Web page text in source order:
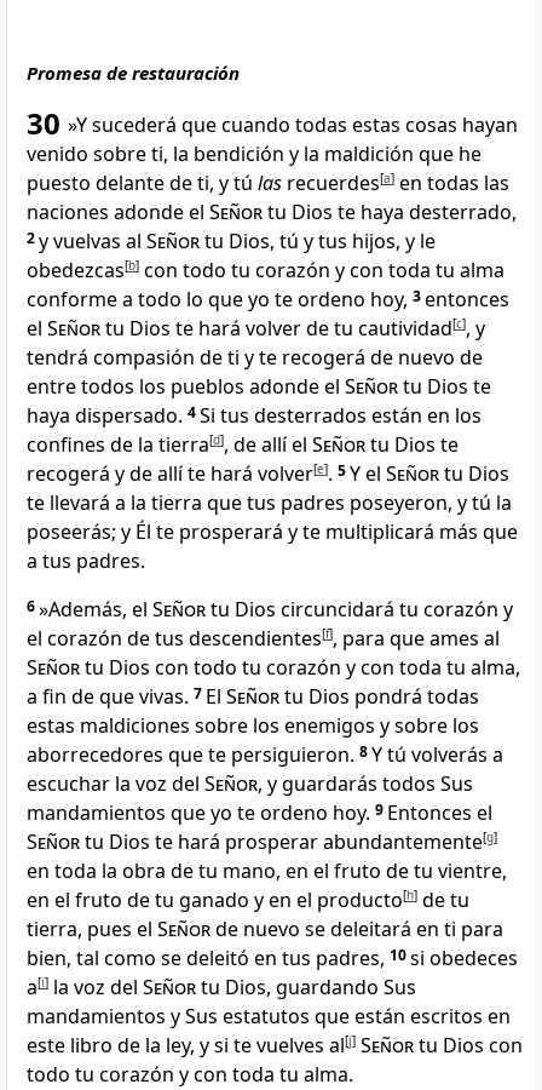
Promesa de restauración
30 »Y sucederá que cuando todas estas cosas hayan
venido sobre ti, la bendición y la maldición que he
puesto delante de ti, y tú las recuerdes[a] en todas las
naciones adonde el Señortu Dios te haya desterrado,
2y vuelvas al Señortu Dios, tú y tus hijos, y le
obedezcas[b] con todo tu corazón y con toda tu alma
conforme a todo lo que yo te ordeno hoy, 3entonces
el Señortu Dios te hará volver de tu cautividad[c], y
tendrá compasión de ti y te recogerá de nuevo de
entre todos los pueblos adonde el Señortu Dios te
haya dispersado. 4Si tus desterrados están en los
confines de la tierra[d], de allí el Señortu Dios te
recogerá y de allí te hará volver[e]. 5Y el Señortu Dios
te llevará a la tierra que tus padres poseyeron, y tú la
poseerás; y Él te prosperará y te multiplicará más que
a tus padres.
6»Además, el Señortu Dios circuncidará tu corazón y
el corazón de tus descendientes[f], para que ames al
Señortu Dios con todo tu corazón y con toda tu alma,
a fin de que vivas. 7 El Señortu Dios pondrá todas
estas maldiciones sobre los enemigos y sobre los
aborrecedores que te persiguieron. 8Y tú volverás a
escuchar la voz del Señor, y guardarás todos Sus
mandamientos que yo te ordeno hoy. 9 Entonces el
Señortu Dios te hará prosperar abundantemente[g]
en toda la obra de tu mano, en el fruto de tu vientre,
en el fruto de tu ganado y en el producto[h] de tu
tierra, pues el Señorde nuevo se deleitará en ti para
bien, tal como se deleitó en tus padres, 10si obedeces
a[i] la voz del Señortu Dios, guardando Sus
mandamientos y Sus estatutos que están escritos en
este libro de la ley, y si te vuelves al[j] Señortu Dios con
todo tu corazón y con toda tu alma.